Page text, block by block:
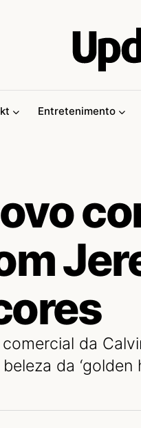
Entretenimento
da
da ‘golden